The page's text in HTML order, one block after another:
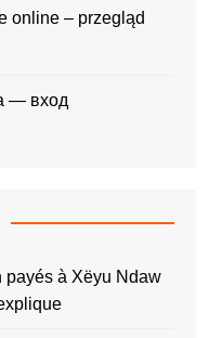
online – przegląd
— вход
payés à Xëyu Ndaw